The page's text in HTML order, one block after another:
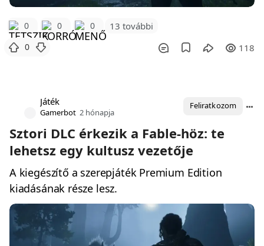
0 0 0 13 további
0 118
Játék
Gamerbot 2 hónapja
Feliratkozom
Sztori DLC érkezik a Fable-höz: te
lehetsz egy kultusz vezetője
A kiegészítő a szerepjáték Premium Edition
kiadásának része lesz.